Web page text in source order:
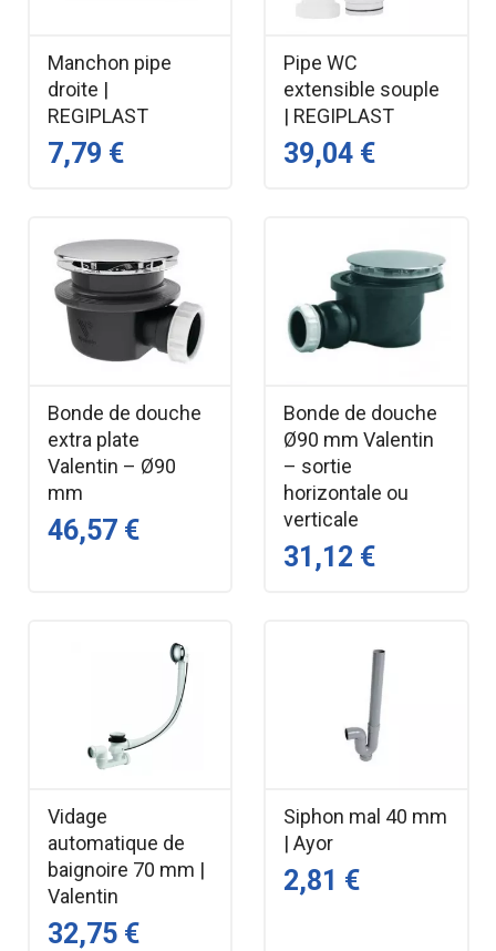
Manchon pipe
droite |
REGIPLAST
7,79 €
Pipe WC
extensible souple
| REGIPLAST
39,04 €
Bonde de douche
extra plate
Valentin – Ø90
mm
46,57 €
Bonde de douche
Ø90 mm Valentin
– sortie
horizontale ou
verticale
31,12 €
Vidage
automatique de
baignoire 70 mm |
Valentin
32,75 €
Siphon mal 40 mm
| Ayor
2,81 €